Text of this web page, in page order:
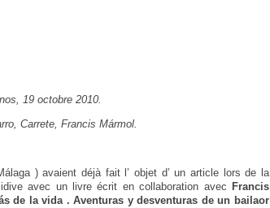
19 octobre 2010.
Carrete, Francis Mármol.
) avaient déjà fait l’ objet d’ un article lors de la
avec un livre écrit en collaboration avec
Francis
de la vida . Aventuras y desventuras de un bailaor